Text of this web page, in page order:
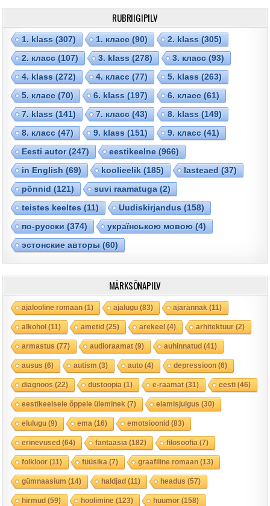
RUBRIIGIPILV
1. klass (307) 1. класс (90) 2. klass (305)
2. класс (107) 3. klass (278) 3. класс (93)
4. klass (272) 4. класс (77) 5. klass (263)
5. класс (70) 6. klass (197) 6. класс (61)
7. klass (141) 7. класс (43) 8. klass (149)
8. класс (47) 9. klass (151) 9. класс (41)
Eesti autor(247) eestikeelne (966)
in English (69) koolieelik (185) lasteaed (37)
põnnid (121) suvi raamatuga (2)
teistes keeltes (11) Uudiskirjandus (158)
по-русски (374) українською мовою (4)
эстонские авторы (60)
MÄRKSÕNAPILV
ajalooline romaan(1) ajalugu(83) ajarännak (11)
alkohol(11) ametid(25) arekeel(4) arhitektuur(2)
armastus (77) audioraamat(9) auhinnatud(41)
ausus (6) autism (3) auto(4) depressioon(6)
diagnoos (22) düstoopia (1) e-raamat(31) eesti(46)
eestikeelsele õppele üleminek (7) elamisjulgus (30)
elulugu(9) ema (16) emotsioonid(83)
erinevused(64) fantaasia (182) filosoofia (7)
folkloor(11) füüsika (7) graafiline romaan(13)
gümnaasium (14) haldjad(11) headus (57)
hirmud(59) hoolimine (123) huumor(158)